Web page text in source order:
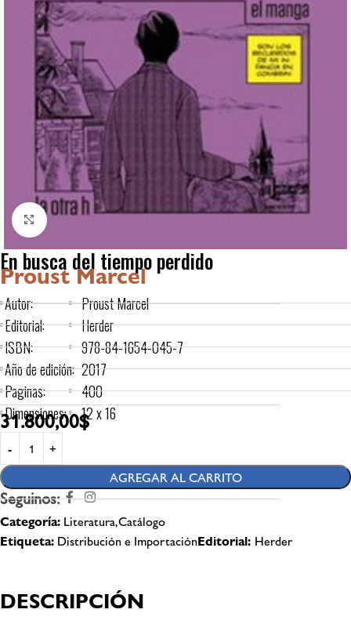
Click to enlarge
En busca del tiempo perdido
Proust Marcel
Autor:
Editorial:
ISBN:
Año de edición:
Paginas:
Dimensiones:
Proust Marcel
Herder
978-84-1654-045-7
2017
400
12 x 16
31.800,00$
AGREGAR AL CARRITO
Seguinos:
Categoría: Literatura,Catálogo
Etiqueta: Distribución e ImportaciónEditorial: Herder
DESCRIPCIÓN